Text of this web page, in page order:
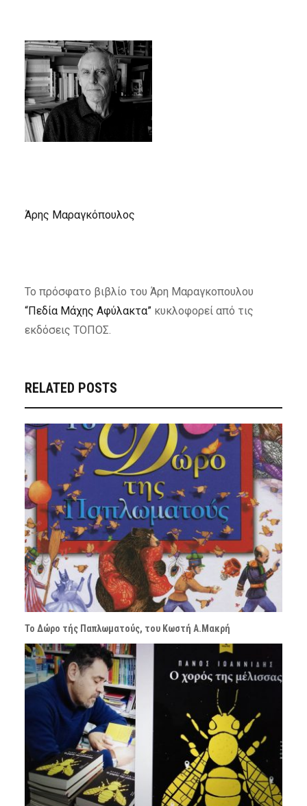
Άρης Μαραγκόπουλος
Το πρόσφατο βιβλίο του Άρη Μαραγκοπουλου
“Πεδία Μάχης Αφύλακτα”κυκλοφορεί από τις
εκδόσεις ΤΟΠΟΣ.
RELATED POSTS
Το Δώρο τής Παπλωματούς, του Κωστή Α.Μακρή